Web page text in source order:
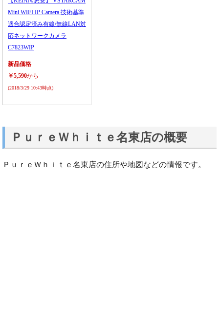
Mini WIFI IP Camera 技術基準
適合認定済み有線/無線LAN対
応ネットワークカメラ
C7823WIP
新品価格
￥5,590から
(2018/3/29 10:43時点)
ＰｕｒｅＷｈｉｔｅ名東店の概要
ＰｕｒｅＷｈｉｔｅ名東店の住所や地図などの情報です。